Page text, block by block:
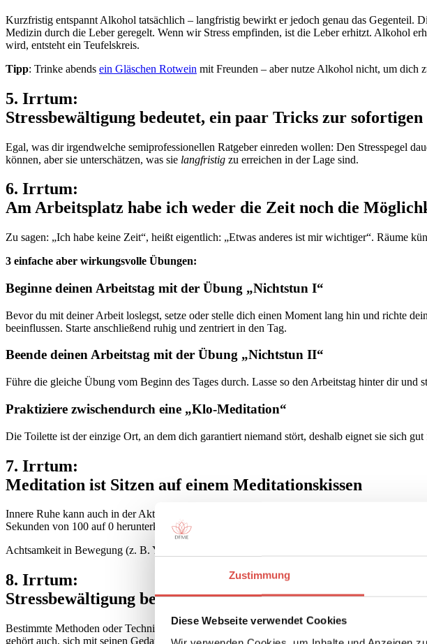
Zustimmung
Diese Webseite verwendet Cookies
Kurzfristig entspannt Alkohol tatsächlich – langfristig bewirkt er jedoch genau das Gegenteil.
Medizin durch die Leber geregelt. Wenn wir Stress empfinden, ist die Leber erhitzt. Alkohol
wird, entsteht ein Teufelskreis.
Tipp: Trinke abends ein Gläschen Rotwein mit Freunden – aber nutze Alkohol nicht, um dich
5. Irrtum:
Stressbewältigung bedeutet, ein paar Tricks zur
Egal, was dir irgendwelche semiprofessionellen Ratgeber einreden wollen: Den Stresspegel
können, aber sie unterschätzen, was sie langfristig zu erreichen in der Lage sind.
6. Irrtum:
Am Arbeitsplatz habe ich weder die Zeit noch die
Zu sagen: „Ich habe keine Zeit“, heißt eigentlich: „Etwas anderes ist mir wichtiger“. Räume
3 einfache aber wirkungsvolle Übungen:
Beginne deinen Arbeitstag mit der Übung „Nichtstun I“
Bevor du mit deiner Arbeit loslegst, setze oder stelle dich einen Moment lang hin und richte
beeinflussen. Starte anschließend ruhig und zentriert in den Tag.
Beende deinen Arbeitstag mit der Übung „Nichtstun II“
Führe die gleiche Übung vom Beginn des Tages durch. Lasse so den Arbeitstag hinter dir und
Praktiziere zwischendurch eine „Klo-Meditation“
Die Toilette ist der einzige Ort, an dem dich garantiert niemand stört, deshalb eignet sie sich
7. Irrtum:
Meditation ist Sitzen auf einem Meditationskissen
Innere Ruhe kann auch in der Aktivität gefunden werden. Es gibt sogar ausgesprochen
Sekunden von 100 auf 0 herunterkommen. (Zum Beispiel die
Achtsamkeit in Bewegung (z. B. Yoga) oder die
8. Irrtum:
Stressbewältigung bedeutet, bestimmte Techniken zu
Bestimmte Methoden oder Techniken zu erlernen, ist ein elementarer Bestandteil eines
gehört auch, sich mit seinen Gedanken und Gefühlen auseinanderzusetzen. Wer eine